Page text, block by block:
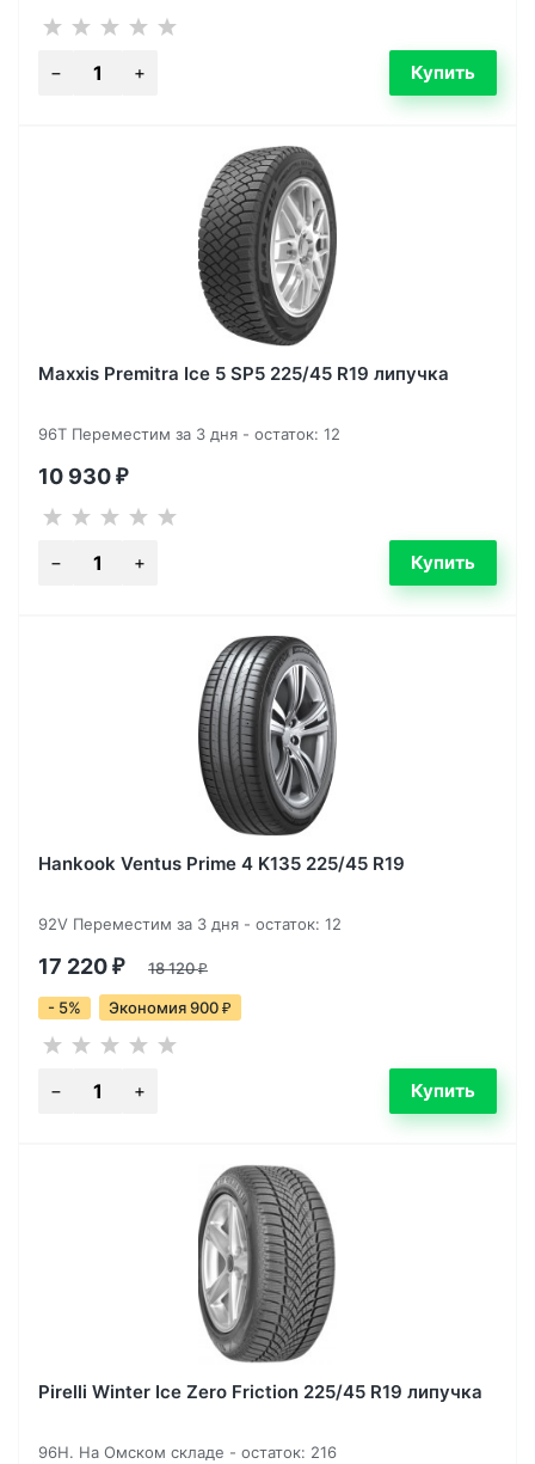
Maxxis Premitra Ice 5 SP5 225/45 R19 липучка
96T Переместим за 3 дня - остаток: 12
10 930 ₽
Hankook Ventus Prime 4 K135 225/45 R19
92V Переместим за 3 дня - остаток: 12
17 220 ₽ 18 120₽
- 5% Экономия 900 ₽
Pirelli Winter Ice Zero Friction 225/45 R19 липучка
96H. На Омском складе - остаток: 216